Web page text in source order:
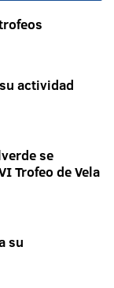
actividad
se
Trofeo de Vela
su